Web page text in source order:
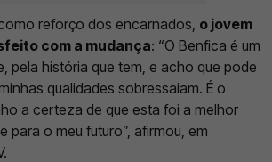
reforço dos encarnados, o jovem
com a mudança: “O Benfica é um
pela história que tem, e acho que pode
qualidades sobressaiam. É o
a certeza de que esta foi a melhor
para o meu futuro”, afirmou, em